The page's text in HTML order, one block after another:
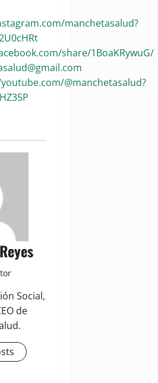
manchetasalud?
share/1BoaKRywuG/
@manchetasalud?
Social,
de